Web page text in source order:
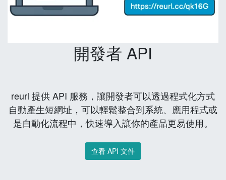
開發者 API
reurl 提供 API 服務，讓開發者可以透過程式化方式
自動產生短網址，可以輕鬆整合到系統、應用程式或
是自動化流程中，快速導入讓你的產品更易使用。
查看 API 文件